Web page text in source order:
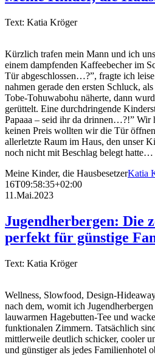
Text: Katia Kröger
Kürzlich trafen mein Mann und ich
einem dampfenden Kaffeebecher im
Tür abgeschlossen…?”, fragte ich
nahmen gerade den ersten Schluck,
Tobe-Tohuwabohu näherte, dann
gerüttelt. Eine durchdringende
Papaaa – seid ihr da drinnen…?!” Wir
keinen Preis wollten wir die Tür
allerletzte Raum im Haus, den unser
noch nicht mit Beschlag belegt hatte…
Meine Kinder, die HausbesetzerKatia
16T09:58:35+02:00
11.Mai.2023
Jugendherbergen: Die
perfekt für günstige
Text: Katia Kröger
Wellness, Slowfood, Design-
nach dem, womit ich
lauwarmen Hagebutten-Tee und
funktionalen Zimmern. Tatsächlich
mittlerweile deutlich schicker, cooler
und günstiger als jedes Familienhotel